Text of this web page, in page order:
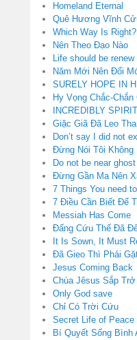
Homeland Eternal
Quê Hương Vĩnh
Which Way Is Right?
Nên Theo Đạo Nào
Life should be
Năm Mới Nên Đổi
SURELY HOPE IN
Hy Vọng Chắc-
INCREDIBLY
Giặc Giã Đã Leo
Don’t say I did not
Đừng Nói Tôi Không
Do not be near
Đừng Gần Ma Nên
7 Things You need
7 Điều Cần Biết Để
Messiah Has Come
Đấng Cứu Thế Đã
It Is Sown, It Must
Đã Gieo Thì Phải
Jesus Coming Back
Chúa Jêsus Sắp Trở
Only God save
Chỉ Có Trời Cứu
Secret Life of Peace
Bí Quyết Sống Bình